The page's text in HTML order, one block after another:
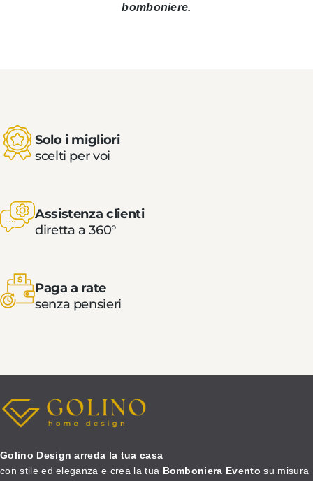
bomboniere.
Solo i migliori
scelti per voi
Assistenza clienti
diretta a 360°
Paga a rate
senza pensieri
Golino Design arreda la tua casa
con stile ed eleganza e crea la tua Bomboniera Evento su misura